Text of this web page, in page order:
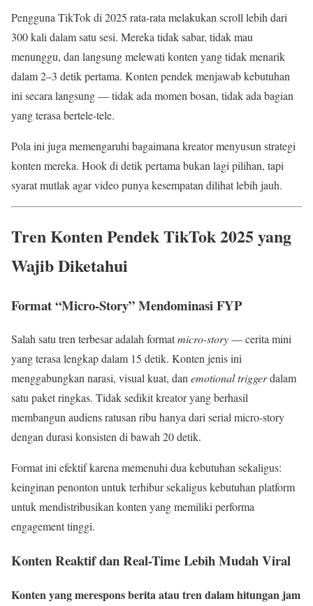
Pengguna TikTok di 2025 rata-rata melakukan scroll lebih dari
300 kali dalam satu sesi. Mereka tidak sabar, tidak mau
menunggu, dan langsung melewati konten yang tidak menarik
dalam 2–3 detik pertama. Konten pendek menjawab kebutuhan
ini secara langsung — tidak ada momen bosan, tidak ada bagian
yang terasa bertele-tele.
Pola ini juga memengaruhi bagaimana kreator menyusun strategi
konten mereka. Hook di detik pertama bukan lagi pilihan, tapi
syarat mutlak agar video punya kesempatan dilihat lebih jauh.
Tren Konten Pendek TikTok 2025 yang
Wajib Diketahui
Format “Micro-Story” Mendominasi FYP
Salah satu tren terbesar adalah formatmicro-story— cerita mini
yang terasa lengkap dalam 15 detik. Konten jenis ini
menggabungkan narasi, visual kuat, danemotional triggerdalam
satu paket ringkas. Tidak sedikit kreator yang berhasil
membangun audiens ratusan ribu hanya dari serial micro-story
dengan durasi konsisten di bawah 20 detik.
Format ini efektif karena memenuhi dua kebutuhan sekaligus:
keinginan penonton untuk terhibur sekaligus kebutuhan platform
untuk mendistribusikan konten yang memiliki performa
engagement tinggi.
Konten Reaktif dan Real-Time Lebih Mudah Viral
Konten yang merespons berita atau tren dalam hitungan jam